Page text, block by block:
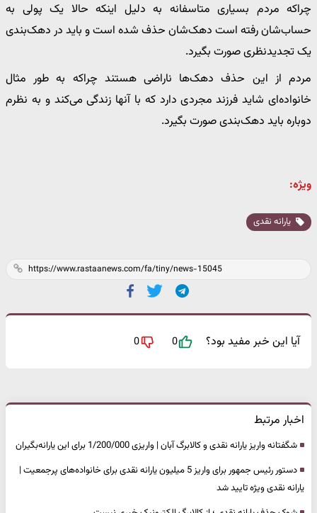
چراکه مردم بسیاری متاسفانه به دلیل اینکه حالا یک پولی به
حساب‌شان رفته است دهک‌شان حذف شده است و باید در دهک‌بندی
یک تجدیدنظری صورت بگیرد.
مردم از این حذف دهک‌ها ناراضی هستند چراکه به طور مثال
خانواده‌ای شاید فرزند مجردی دارد که با آنها زندگی می‌کند و به نظرم
دوباره باید دهک‌بندی صورت بگیرد.
ویژه:
یارانه نقدی
آیا این خبر مفید بود؟ 0
0
اخبار مرتبط
شگفتانه واریز یارانه نقدی و کالابرگ آبان | واریزی 1/200/000 برای این یارانه‌بگیران
دستور رئیس جمهور برای واریز 5 میلیون یارانه نقدی برای خانواده‌های پرجمعیت |
یارانه نقدی ویژه تایید شد